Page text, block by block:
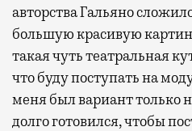
авторства Гальяно
большую красивую
такая чуть театральная
что буду поступать на
меня был вариант только
долго готовился, чтобы